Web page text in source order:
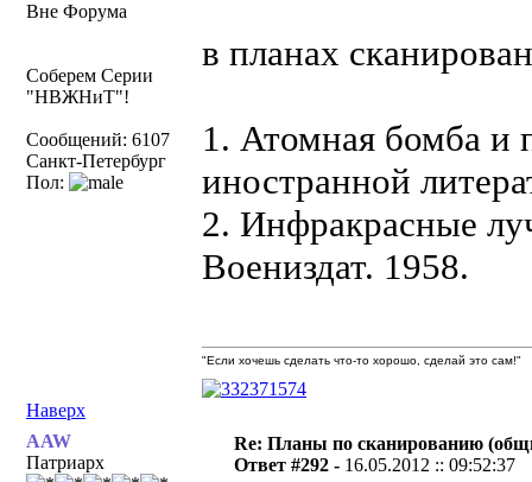
Вне Форума
Соберем Серии
"НВЖНиТ"!
Сообщений: 6107
Санкт-Петербург
Пол:
в планах
1. Атомная бомба и
иностранной
2. Инфракрасные
Воениздат. 1958.
Наверх
"Если хочешь сделать что-то хорошо, сделай это сам!"
AAW
Патриарх
Re: Планы по сканированию
Ответ #292 - 16.05.2012 :: 09:52:37